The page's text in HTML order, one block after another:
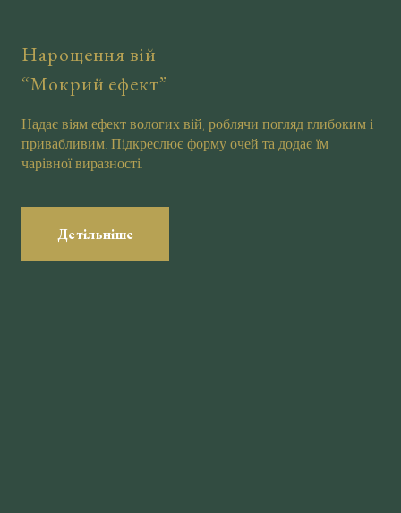
Нарощення вій
“Мокрий ефект”
Надає віям ефект вологих вій, роблячи погляд глибоким і
привабливим. Підкреслює форму очей та додає їм
чарівної виразності.
Детільніше